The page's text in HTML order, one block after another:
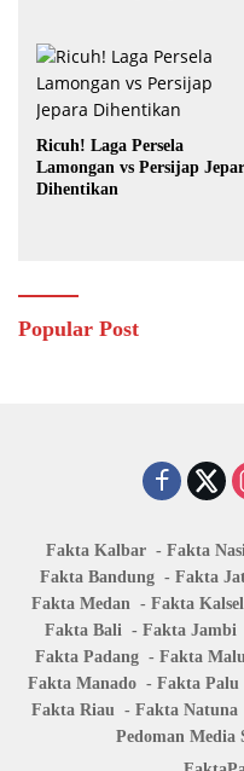
Ricuh! Laga Persela
Lamongan vs Persijap
Dihentikan
Popular Post
Fakta Kalbar Fakta
Fakta Bandung
Fakta
Fakta Medan
Fakta Kalsel
Fakta Bali
Fakta Jambi
Fakta Padang
Fakta
Fakta Manado
Fakta Palu
Fakta Riau
Fakta Natuna
Pedoman Media